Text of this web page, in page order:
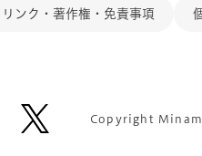
リンク・著作権・免責事項
Copyright